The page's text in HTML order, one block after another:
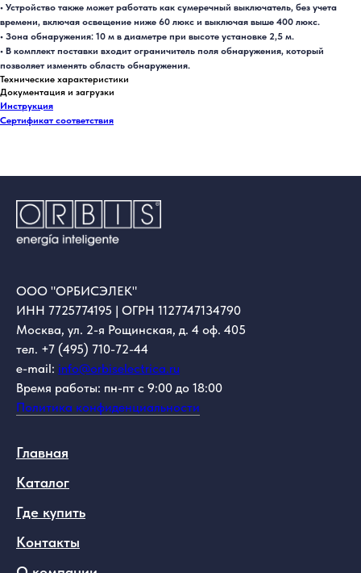
• Устройство также может работать как сумеречный выключатель, без учета
времени, включая освещение ниже 60 люкс и выключая выше 400 люкс.
• Зона обнаружения: 10 м в диаметре при высоте установке 2,5 м.
• В комплект поставки входит ограничитель поля обнаружения, который
позволяет изменять область обнаружения.
Технические характеристики
Документация и загрузки
Инструкция
Сертификат соответствия
ООО "ОРБИСЭЛЕК"
ИНН 7725774195 | ОГРН 1127747134790
Москва, ул. 2-я Рощинская, д. 4 оф. 405
тел. +7 (495) 710-72-44
e-mail: info@orbiselectrica.ru
Время работы: пн-пт с 9:00 до 18:00
Политика конфиденциальности
Главная
Каталог
Где купить
Контакты